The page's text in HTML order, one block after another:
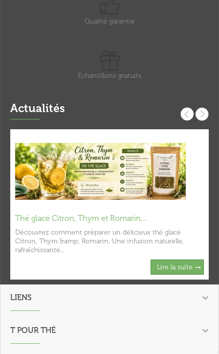
Qualité garantie
Echantillons gratuits
Actualités
Thé glacé Citron, Thym et Romarin,...
Découvrez comment préparer un délicieux thé glacé
Citron, Thym &amp; Romarin. Une infusion naturelle,
rafraîchissante...
Lire la suite
LIENS 
T POUR THÉ 